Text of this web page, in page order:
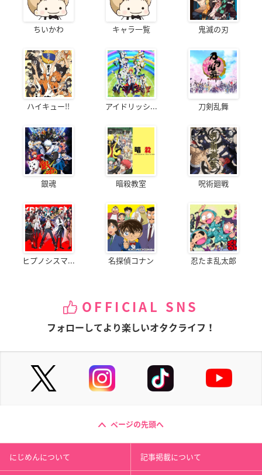
ちいかわ キャラ一覧 鬼滅の刃
ハイキュー!! アイドリッシ... 刀剣乱舞
銀魂 暗殺教室 呪術廻戦
ヒプノシスマ... 名探偵コナン 忍たま乱太郎
OFFICIAL SNS
フォローしてより楽しいオタクライフ！
ページの先頭へ
にじめんについて 記事掲載について